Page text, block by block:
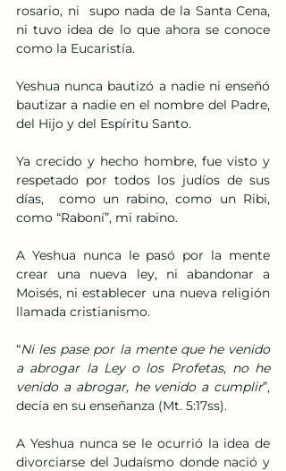
rosario, ni  supo nada de la Santa Cena,
ni tuvo idea de lo que ahora se conoce
como la Eucaristía.
Yeshua nunca bautizó a nadie ni enseñó
bautizar a nadie en el nombre del Padre,
del Hijo y del Espíritu Santo.
Ya crecido y hecho hombre, fue visto y
respetado por todos los judíos de sus
días,  como un rabino, como un Ribi,
como “Raboní”, mi rabino.
A Yeshua nunca le pasó por la mente
crear una nueva ley, ni abandonar a
Moisés, ni establecer una nueva religión
llamada cristianismo.
“Ni les pase por la mente que he venido
a abrogar la Ley o los Profetas, no he
venido a abrogar, he venido a cumplir”,
decía en su enseñanza (Mt. 5:17ss).
A Yeshua nunca se le ocurrió la idea de
divorciarse del Judaísmo donde nació y